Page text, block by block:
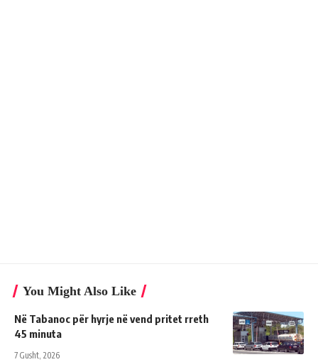
You Might Also Like
Në Tabanoc për hyrje në vend pritet rreth
45 minuta
7 Gusht, 2026